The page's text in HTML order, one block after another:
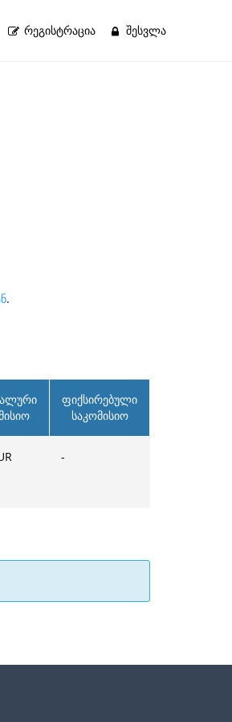
ᲠᲔᲒᲘᲡᲢᲠᲐᲪᲘᲐ ᲨᲔᲡᲕᲚᲐ
.
ფიქსირებული
საკომისიო
-